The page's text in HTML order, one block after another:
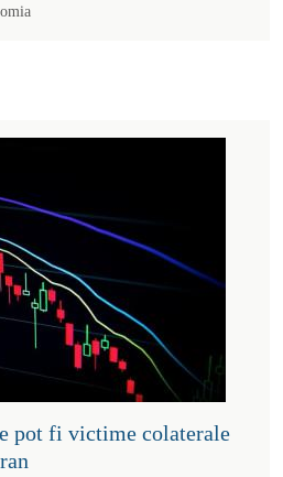
pot fi victime colaterale